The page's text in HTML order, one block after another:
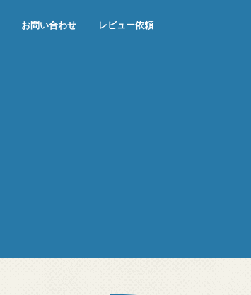
お問い合わせ レビュー依頼